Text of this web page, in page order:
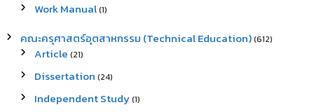
Work Manual(1)
คณะครุศาสตร์อุตสาหกรรม (Technical Education)(612)
Article (21)
Dissertation (24)
Independent Study(1)